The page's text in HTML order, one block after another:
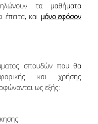
τα μαθήματα
έπειτα, και μόνο εφόσον
σπουδών που θα
και χρήσης
ως εξής: